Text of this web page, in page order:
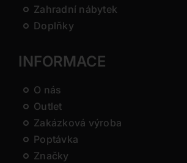
Zahradní nábytek
Doplňky
INFORMACE
O nás
Outlet
Zakázková výroba
Poptávka
Značky